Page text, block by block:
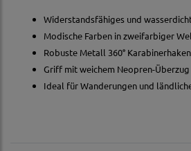
Widerstandsfähiges und
Modische Farben in zweifarbiger
Robuste Metall 360°
Griff mit weichem Neopren-Überzug
Ideal für Wanderungen und